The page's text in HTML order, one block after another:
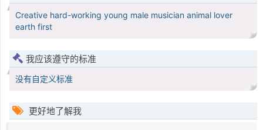
Creative hard-working young male musician animal lover
earth first
我应该遵守的标准
没有自定义标准
更好地了解我